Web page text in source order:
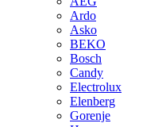
Ardo
Asko
BEKO
Bosch
Candy
Electrolux
Elenberg
Gorenje